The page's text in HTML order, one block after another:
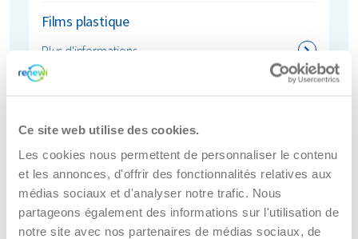
Ce site web utilise des cookies.
Les cookies nous permettent de personnaliser le contenu
et les annonces, d'offrir des fonctionnalités relatives aux
médias sociaux et d'analyser notre trafic. Nous
partageons également des informations sur l'utilisation de
notre site avec nos partenaires de médias sociaux, de
Films plastique
Plus d'informations